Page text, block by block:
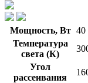
Мощность, Вт 40
Температура
света (К)
Угол
рассеивания